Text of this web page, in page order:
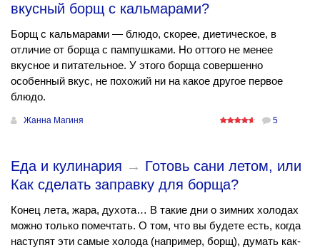
вкусный борщ с кальмарами?
Борщ с кальмарами — блюдо, скорее, диетическое, в
отличие от борща с пампушками. Но оттого не менее
вкусное и питательное. У этого борща совершенно
особенный вкус, не похожий ни на какое другое первое
блюдо.
Жанна Магиня 5
Еда и кулинария → Готовь сани летом, или
Как сделать заправку для борща?
Конец лета, жара, духота… В такие дни о зимних холодах
можно только помечтать. О том, что вы будете есть, когда
наступят эти самые холода (например, борщ), думать как-